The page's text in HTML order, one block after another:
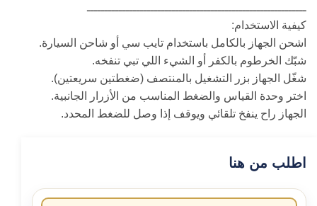
ــــــــــــــــــــــــــــــــــــــــــــــــــــــــــــــ
كيفية الاستخدام:
اشحن الجهاز بالكامل باستخدام تايب سي أو شاحن السيارة.
شبّك الخرطوم بالكفر أو الشيء اللي تبي تنفخه.
شغّل الجهاز بزر التشغيل بالمنتصف (ضغطتين سريعتين).
اختر وحدة القياس والضغط المناسب من الأزرار الجانبية.
الجهاز راح ينفخ تلقائي ويوقف إذا وصل للضغط المحدد.
اطلب من هنا